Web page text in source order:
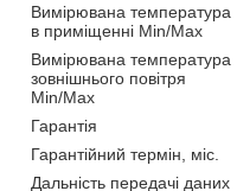
Вимірювана температура
в приміщенні Min/Max
Вимірювана температура
зовнішнього повітря
Min/Max
Гарантія
Гарантійний термін, міс.
Дальність передачі даних